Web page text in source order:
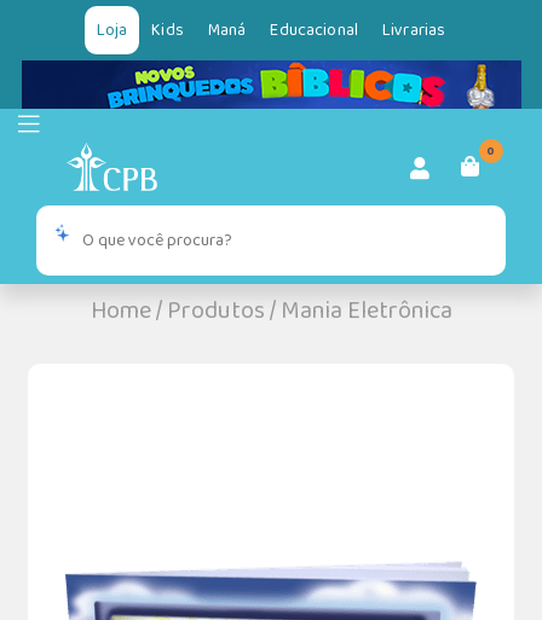
Loja Kids Maná Educacional Livrarias
0
Home/Produtos/Mania Eletrônica